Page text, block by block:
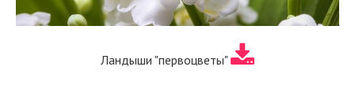
Ландыши "первоцветы"